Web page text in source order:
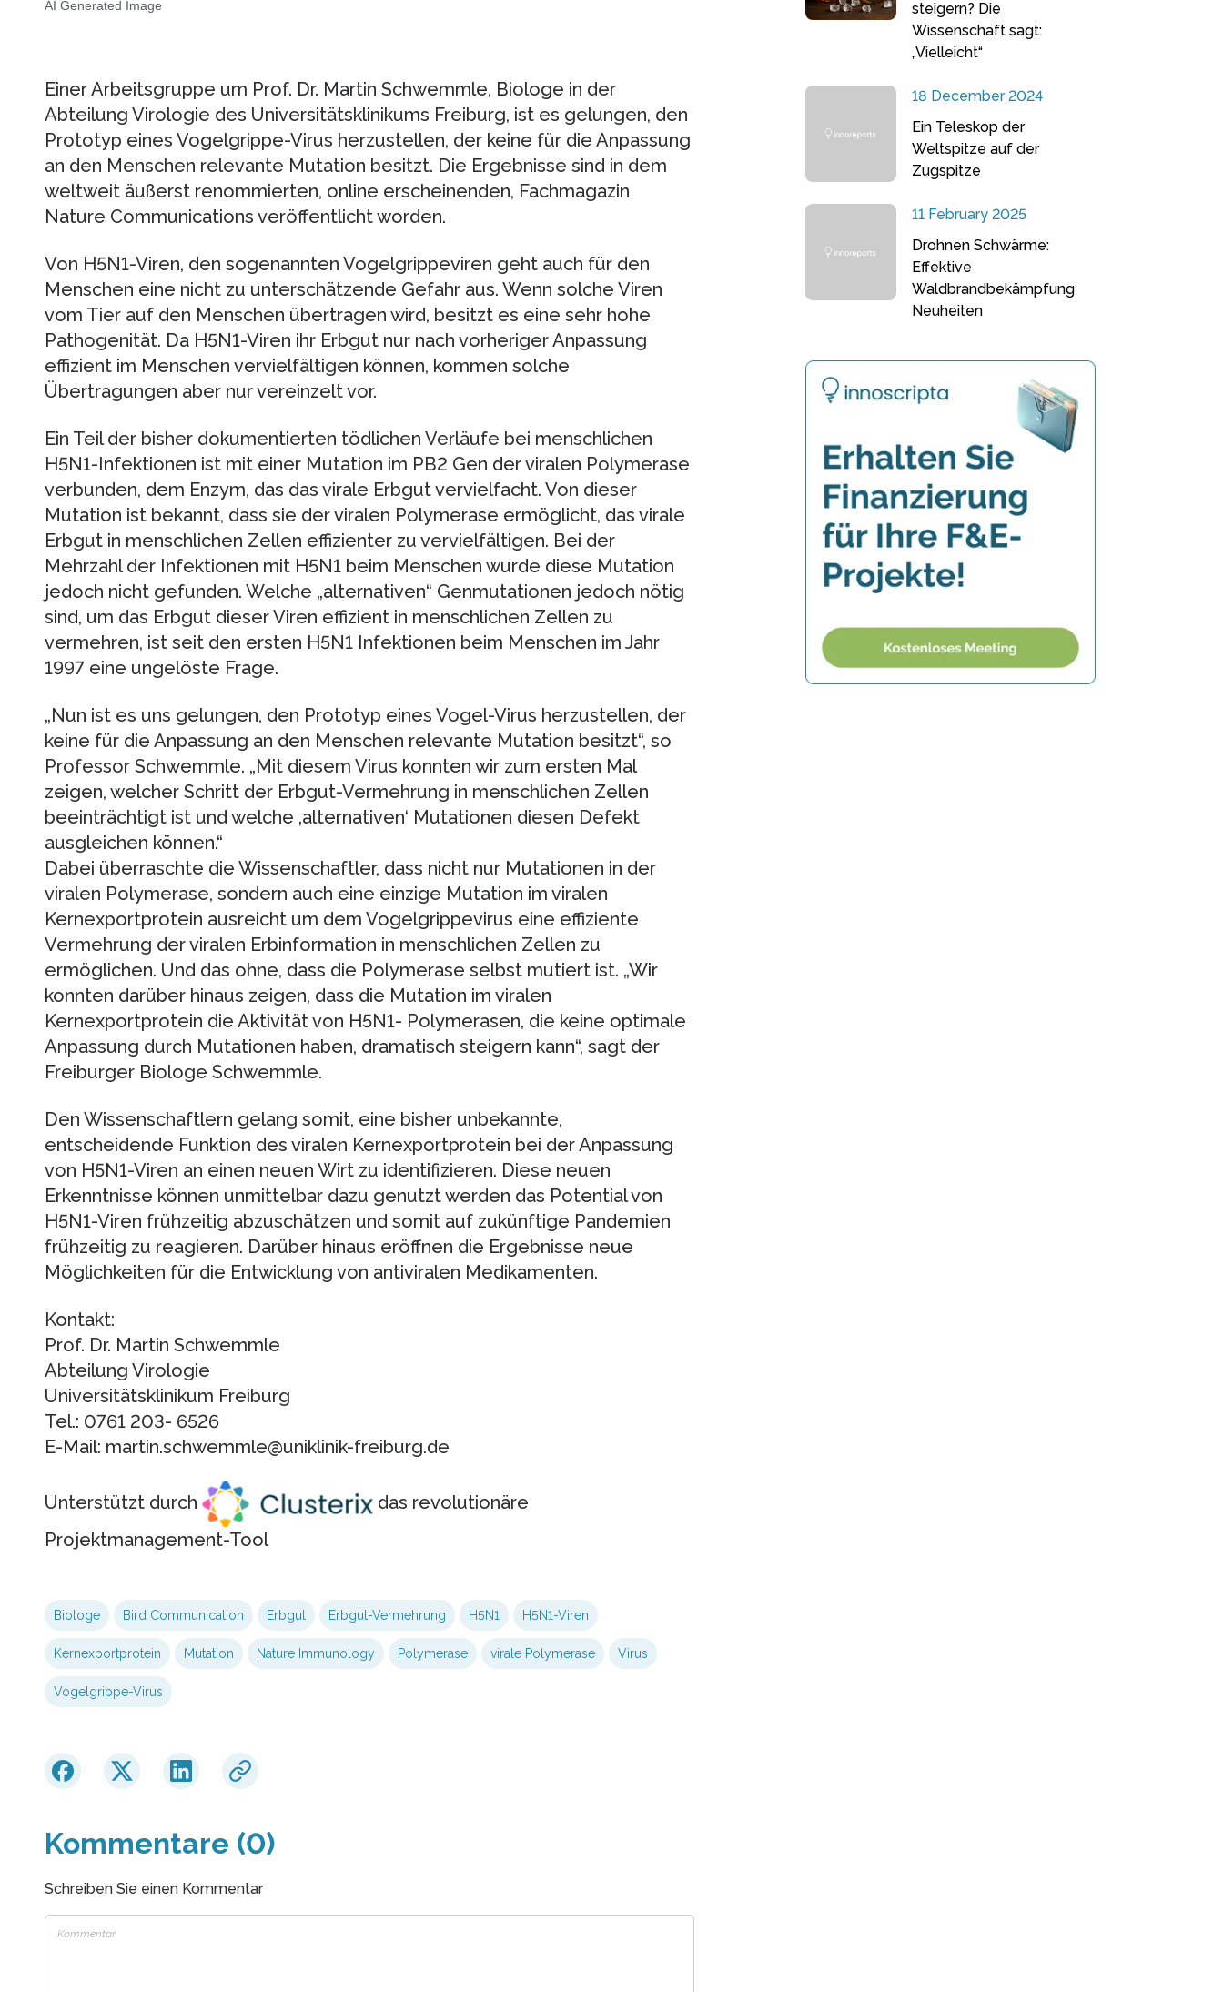
AI Generated Image
Einer Arbeitsgruppe um Prof. Dr. Martin Schwemmle, Biologe in der
Abteilung Virologie des Universitätsklinikums Freiburg, ist es gelungen, den
Prototyp eines Vogelgrippe-Virus herzustellen, der keine für die Anpassung
an den Menschen relevante Mutation besitzt. Die Ergebnisse sind in dem
weltweit äußerst renommierten, online erscheinenden, Fachmagazin
Nature Communications veröffentlicht worden.
Von H5N1-Viren, den sogenannten Vogelgrippeviren geht auch für den
Menschen eine nicht zu unterschätzende Gefahr aus. Wenn solche Viren
vom Tier auf den Menschen übertragen wird, besitzt es eine sehr hohe
Pathogenität. Da H5N1-Viren ihr Erbgut nur nach vorheriger Anpassung
effizient im Menschen vervielfältigen können, kommen solche
Übertragungen aber nur vereinzelt vor.
Ein Teil der bisher dokumentierten tödlichen Verläufe bei menschlichen
H5N1-Infektionen ist mit einer Mutation im PB2 Gen der viralen Polymerase
verbunden, dem Enzym, das das virale Erbgut vervielfacht. Von dieser
Mutation ist bekannt, dass sie der viralen Polymerase ermöglicht, das virale
Erbgut in menschlichen Zellen effizienter zu vervielfältigen. Bei der
Mehrzahl der Infektionen mit H5N1 beim Menschen wurde diese Mutation
jedoch nicht gefunden. Welche „alternativen“ Genmutationen jedoch nötig
sind, um das Erbgut dieser Viren effizient in menschlichen Zellen zu
vermehren, ist seit den ersten H5N1 Infektionen beim Menschen im Jahr
1997 eine ungelöste Frage.
„Nun ist es uns gelungen, den Prototyp eines Vogel-Virus herzustellen, der
keine für die Anpassung an den Menschen relevante Mutation besitzt“, so
Professor Schwemmle. „Mit diesem Virus konnten wir zum ersten Mal
zeigen, welcher Schritt der Erbgut-Vermehrung in menschlichen Zellen
beeinträchtigt ist und welche ‚alternativen‘ Mutationen diesen Defekt
ausgleichen können.“
Dabei überraschte die Wissenschaftler, dass nicht nur Mutationen in der
viralen Polymerase, sondern auch eine einzige Mutation im viralen
Kernexportprotein ausreicht um dem Vogelgrippevirus eine effiziente
Vermehrung der viralen Erbinformation in menschlichen Zellen zu
ermöglichen. Und das ohne, dass die Polymerase selbst mutiert ist. „Wir
konnten darüber hinaus zeigen, dass die Mutation im viralen
Kernexportprotein die Aktivität von H5N1- Polymerasen, die keine optimale
Anpassung durch Mutationen haben, dramatisch steigern kann“, sagt der
Freiburger Biologe Schwemmle.
Den Wissenschaftlern gelang somit, eine bisher unbekannte,
entscheidende Funktion des viralen Kernexportprotein bei der Anpassung
von H5N1-Viren an einen neuen Wirt zu identifizieren. Diese neuen
Erkenntnisse können unmittelbar dazu genutzt werden das Potential von
H5N1-Viren frühzeitig abzuschätzen und somit auf zukünftige Pandemien
frühzeitig zu reagieren. Darüber hinaus eröffnen die Ergebnisse neue
Möglichkeiten für die Entwicklung von antiviralen Medikamenten.
Kontakt:
Prof. Dr. Martin Schwemmle
Abteilung Virologie
Universitätsklinikum Freiburg
Tel.: 0761 203- 6526
E-Mail: martin.schwemmle@uniklinik-freiburg.de
Unterstützt durch
das revolutionäre
Projektmanagement-Tool
Biologe Bird Communication Erbgut Erbgut-Vermehrung H5N1 H5N1-Viren
Kernexportprotein Mutation Nature Immunology Polymerase virale Polymerase Virus
Vogelgrippe-Virus
Kommentare (0)
Schreiben Sie einen Kommentar
steigern? Die
Wissenschaft sagt:
„Vielleicht“
18 December 2024
Ein Teleskop der
Weltspitze auf der
Zugspitze
11 February 2025
Drohnen Schwärme:
Effektive
Waldbrandbekämpfung
Neuheiten